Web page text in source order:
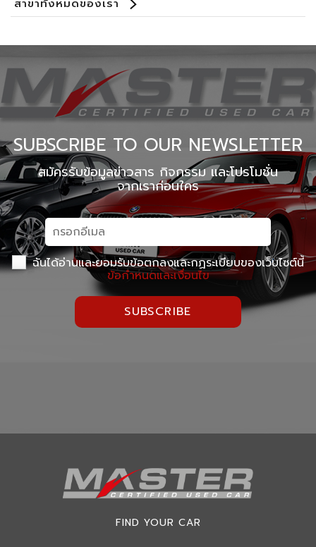
สาขาทั้งหมดของเรา
Master Certified Used Car Ratchaphruek
Master Certified Used Car Ubon Ratchathani
Master Certified Used Car Phuket
Master Certified Used Car Hat Yai
Summit Honda Used Car Pattanakarn
Summit Honda Used Car บางนาตราด กม. 4.5
MINI NEXT USED CAR เอกมัย
X PENG USED CAR
SUBSCRIBE TO OUR NEWSLETTER
สมัครรับข้อมูลข่าวสาร กิจกรรม และโปรโมชั่น
จากเราก่อนใคร
ฉันได้อ่านและยอมรับข้อตกลงและกฏระเบียบของเว็บไซต์นี้
ข้อกำหนดและเงื่อนไข
SUBSCRIBE
FIND YOUR CAR